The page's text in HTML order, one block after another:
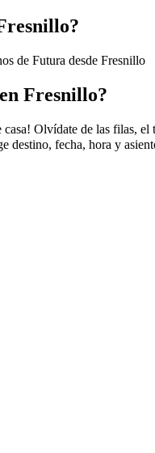
de Futura desde Fresnillo
Fresnillo?
Olvídate de las filas,
destino, fecha, hora y